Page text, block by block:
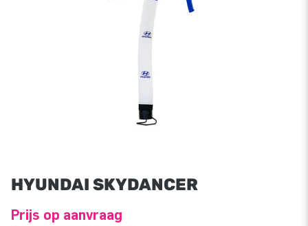
HYUNDAI SKYDANCER
Prijs op aanvraag